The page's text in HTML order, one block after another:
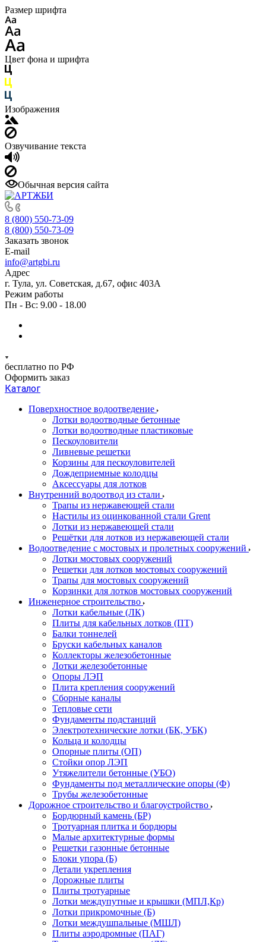
Размер шрифта
Цвет фона и шрифта
Изображения
Озвучивание текста
Обычная версия сайта
8 (800) 550-73-09
8 (800) 550-73-09
Заказать звонок
E-mail
info@artgbi.ru
Адрес
г. Тула, ул. Советская, д.67, офис 403А
Режим работы
Пн - Вс: 9.00 - 18.00
бесплатно по РФ
Оформить заказ
Каталог
Поверхностное водоотведение
Лотки водоотводные бетонные
Лотки водоотводные пластиковые
Пескоуловители
Ливневые решетки
Корзины для пескоуловителей
Дождеприемные колодцы
Аксессуары для лотков
Внутренний водоотвод из стали
Трапы из нержавеющей стали
Настилы из оцинкованной стали Grent
Лотки из нержавеющей стали
Решётки для лотков из нержавеющей стали
Водоотведение с мостовых и пролетных сооружений
Лотки мостовых сооружений
Решетки для лотков мостовых сооружений
Трапы для мостовых сооружений
Корзинки для лотков мостовых сооружений
Инженерное строительство
Лотки кабельные (ЛК)
Плиты для кабельных лотков (ПТ)
Балки тоннелей
Бруски кабельных каналов
Коллекторы железобетонные
Лотки железобетонные
Опоры ЛЭП
Плита крепления сооружений
Сборные каналы
Тепловые сети
Фундаменты подстанций
Электротехнические лотки (БК, УБК)
Кольца и колодцы
Опорные плиты (ОП)
Стойки опор ЛЭП
Утяжелители бетонные (УБО)
Фундаменты под металлические опоры (Ф)
Трубы железобетонные
Дорожное строительство и благоустройство
Бордюрный камень (БР)
Тротуарная плитка и бордюры
Малые архитектурные формы
Решетки газонные бетонные
Блоки упора (Б)
Детали укрепления
Дорожные плиты
Плиты тротуарные
Лотки междупутные и крышки (МПЛ,Кр)
Лотки прикромочные (Б)
Лотки междушпальные (МШЛ)
Плиты аэродромные (ПАГ)